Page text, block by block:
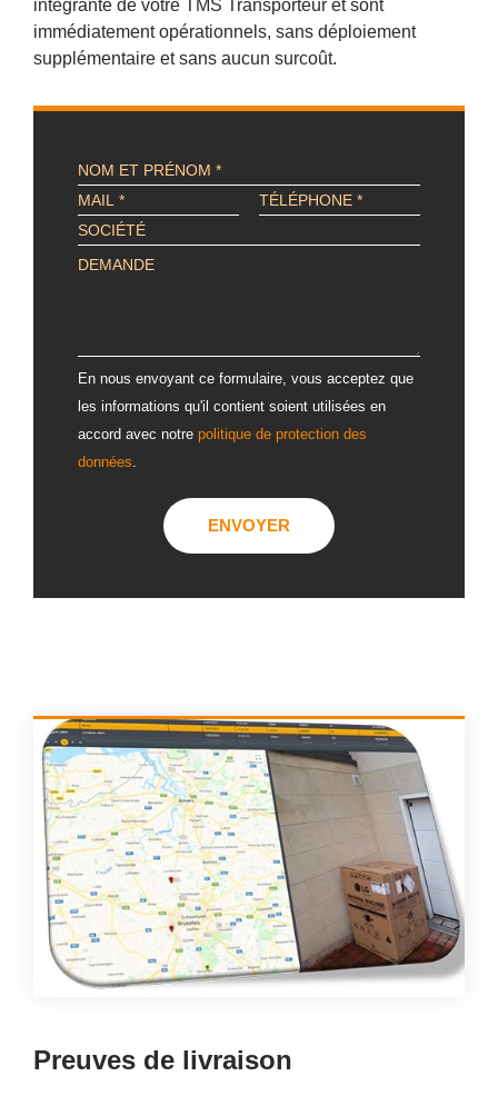
intégrante de votre TMS Transporteur et sont
immédiatement opérationnels, sans déploiement
supplémentaire et sans aucun surcoût.
En nous envoyant ce formulaire, vous acceptez que
les informations qu'il contient soient utilisées en
accord avec notre politique de protection des
données
Preuves de livraison